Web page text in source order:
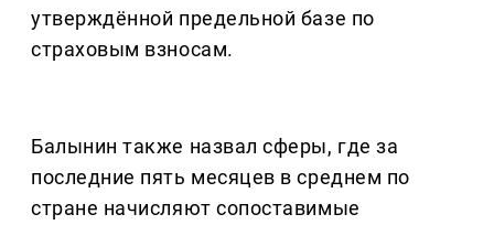
утверждённой предельной базе по
страховым взносам.
Балынин также назвал сферы, где за
последние пять месяцев в среднем по
стране начисляют сопоставимые